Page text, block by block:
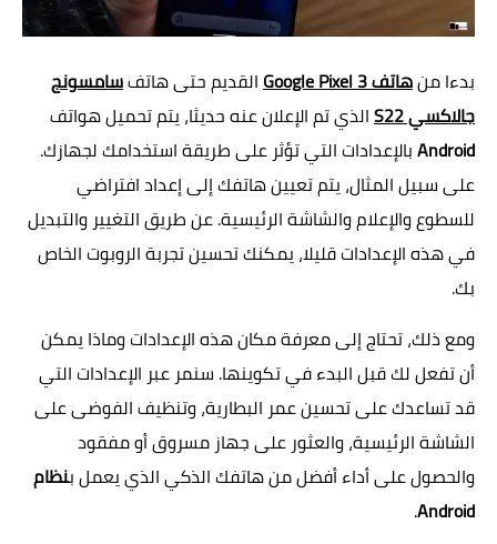
بدءا منهاتف Google Pixel 3 القديم حتى هاتفسامسونج
جالاكسي S22
الذي تم الإعلان عنه حديثا، يتم تحميل هواتف
Androidبالإعدادات التي تؤثر على طريقة استخدامك لجهازك.
على سبيل المثال، يتم تعيين هاتفك إلى إعداد افتراضي
للسطوع والإعلام والشاشة الرئيسية. عن طريق التغيير والتبديل
في هذه الإعدادات قليلا، يمكنك تحسين تجربة الروبوت الخاص
بك.
ومع ذلك، تحتاج إلى معرفة مكان هذه الإعدادات وماذا يمكن
أن تفعل لك قبل البدء في تكوينها. سنمر عبر الإعدادات التي
قد تساعدك على تحسين عمر البطارية، وتنظيف الفوضى على
الشاشة الرئيسية، والعثور على جهاز مسروق أو مفقود
والحصول على أداء أفضل من هاتفك الذكي الذي يعمل بنظام
Android
.